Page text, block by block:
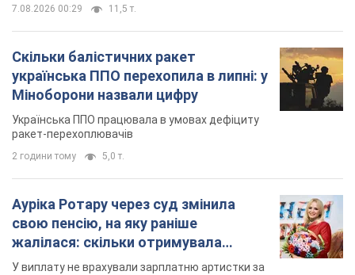
7.08.2026 00:29 11,5 т.
Скільки балістичних ракет
українська ППО перехопила в липні: у
Міноборони назвали цифру
Українська ППО працювала в умовах дефіциту
ракет-перехоплювачів
2 години тому 5,0 т.
Ауріка Ротару через суд змінила
свою пенсію, на яку раніше
жалілася: скільки отримувала
співачка
У виплату не врахували зарплатню артистки за